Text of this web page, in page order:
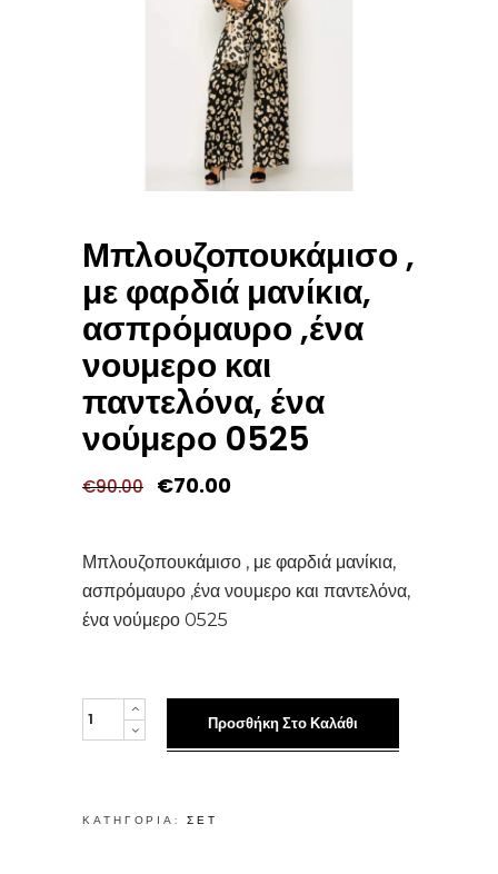
Μπλουζοπουκάμισο ,
με φαρδιά μανίκια,
ασπρόμαυρο ,ένα
νουμερο και
παντελόνα, ένα
νούμερο 0525
€90.00 Original
€70.00Η
€70.00.
Μπλουζοπουκάμισο , με φαρδιά μανίκια,
ασπρόμαυρο ,ένα νουμερο και παντελόνα,
ένα νούμερο 0525
Μπλουζοπουκάμισο
,
μανίκια,
Προσθήκη Στο Καλάθι
ΚΑΤΗΓΟΡΊΑ: ΣΕΤ